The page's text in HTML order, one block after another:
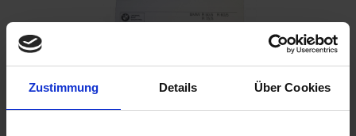
Zustimmung Details Über Cookies